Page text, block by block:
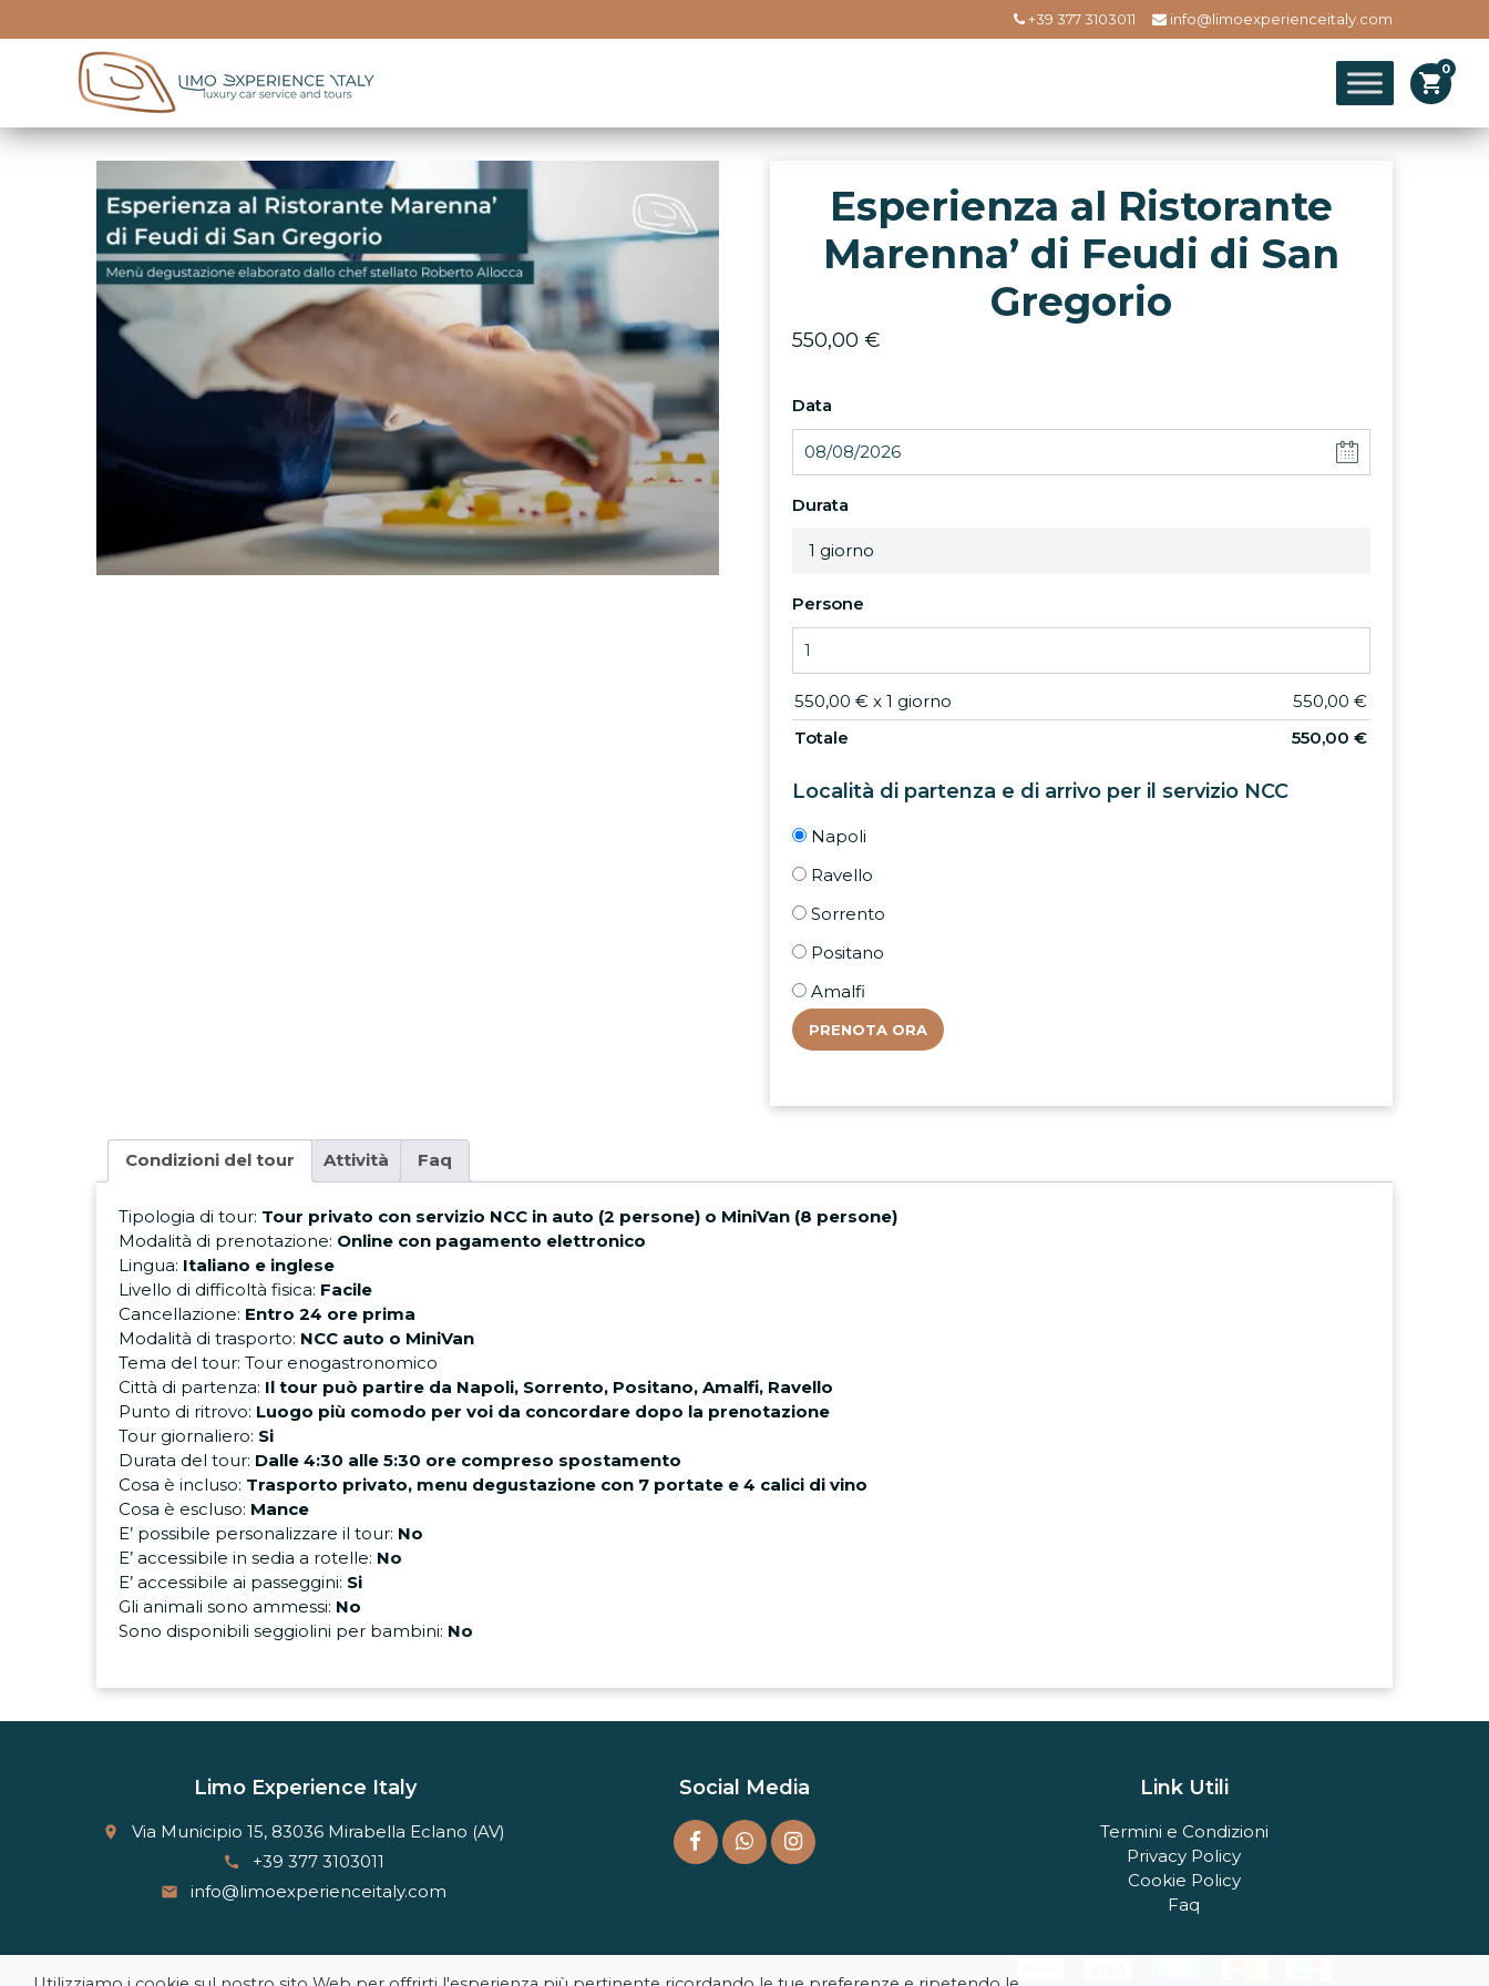
+39 377 3103011 info@limoexperienceitaly.com
shopping_cart
0
Esperienza al Ristorante
Marenna’ di Feudi di San
Gregorio
550,00€
Data
Durata
1 giorno
Persone
550,00€ x 1 giorno 550,00€
Totale
550,00€
Località di partenza e di arrivo per il servizio NCC
Napoli
Ravello
Sorrento
Positano
Amalfi
PRENOTA ORA
Condizioni del tour Attività Faq
Tipologia di tour: Tour privato con servizio NCC in auto (2 persone) o MiniVan (8 persone)
Modalità di prenotazione: Online con pagamento elettronico
Lingua: Italiano e inglese
Livello di difficoltà fisica: Facile
Cancellazione: Entro 24 ore prima
Modalità di trasporto: NCC auto o MiniVan
Tema del tour: Tour enogastronomico
Città di partenza: Il tour può partire da Napoli, Sorrento, Positano, Amalfi, Ravello
Punto di ritrovo: Luogo più comodo per voi da concordare dopo la prenotazione
Tour giornaliero: Si
Durata del tour: Dalle 4:30 alle 5:30 ore compreso spostamento
Cosa è incluso: Trasporto privato, menu degustazione con 7 portate e 4 calici di vino
Cosa è escluso: Mance
E’ possibile personalizzare il tour: No
E’ accessibile in sedia a rotelle: No
E’ accessibile ai passeggini: Si
Gli animali sono ammessi: No
Sono disponibili seggiolini per bambini: No
Limo Experience Italy
place Via Municipio 15, 83036 Mirabella Eclano (AV)
call +39 377 3103011
email info@limoexperienceitaly.com
Social Media Link Utili
Termini e Condizioni
Privacy Policy
Cookie Policy
Faq